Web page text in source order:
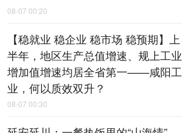
08-07 00:20
【稳就业 稳企业 稳市场 稳预期】上
半年，地区生产总值增速、规上工业
增加值增速均居全省第一——咸阳工
业，何以质效双升？
08-07 00:30